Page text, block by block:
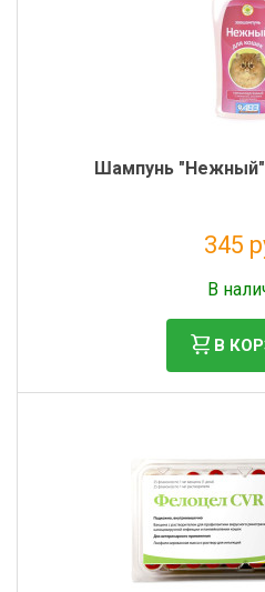
Шампунь
345
В
В